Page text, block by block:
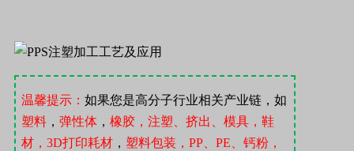
温馨提示： 如果您是高分子行业相关产业链，如
塑料 ， 弹性体 ， 橡胶，注塑、挤出、模具，鞋
材， 3D打印耗材 ， 塑料包装， PP PE 、钙粉，